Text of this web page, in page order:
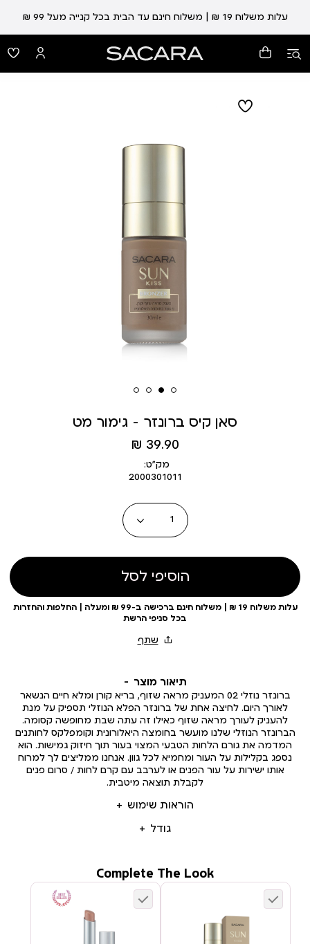
עלות משלוח 19 ₪ | משלוח חינם עד הבית בכל קנייה מעל 99 ₪
סאן קיס ברונזר - גימור מט
מחיר
מוצר
39.90 ₪
מק״ט:
2000301011
כמות
הוסיפי לסל
עלות משלוח 19 ₪ | משלוח חינם ברכישה ב-99 ₪ ומעלה | החלפות והחזרות
בכל סניפי הרשת
תיאור מוצר
הוראות שימוש
גודל
ברונזר נוזלי 02 המעניק מראה שזוף, בריא קורן ומלא חיים הנשאר
לאורך היום. לחיצה אחת של ברונזר הפלא הנוזלי תספיק על מנת
להעניק לעורך מראה שזוף כאילו זה עתה שבת מחופשה קסומה.
הברונזר הנוזלי שלנו מועשר בחומצה היאלורונית וקומפלקס לחותנים
המדמה את גורם הלחות הטבעי המצוי בעור תוך חיזוק גמישות. הוא
נספג בקלילות על העור ומחמיא לכל גוון. אנחנו ממליצים לך למרוח
אותו ישירות על עור הפנים או לערבב עם קרם לחות / סרום פנים
לקבלת תוצאה מיטבית.
Complete The Look